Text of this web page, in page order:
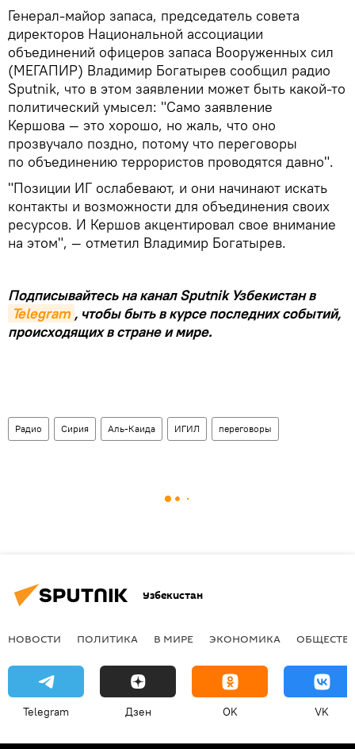
Генерал-майор запаса, председатель совета
директоров Национальной ассоциации
объединений офицеров запаса Вооруженных сил
(МЕГАПИР) Владимир Богатырев сообщил радио
Sputnik, что в этом заявлении может быть какой-то
политический умысел: "Само заявление
Кершова — это хорошо, но жаль, что оно
прозвучало поздно, потому что переговоры
по объединению террористов проводятся давно".
"Позиции ИГ ослабевают, и они начинают искать
контакты и возможности для объединения своих
ресурсов. И Кершов акцентировал свое внимание
на этом", — отметил Владимир Богатырев.
Подписывайтесь на канал Sputnik Узбекистан в
Telegram , чтобы быть в курсе последних событий,
происходящих в стране и мире.
Радио Сирия Аль-Каида ИГИЛ переговоры
Узбекистан
НОВОСТИ ПОЛИТИКА В МИРЕ ЭКОНОМИКА
Telegram Дзен OK VK